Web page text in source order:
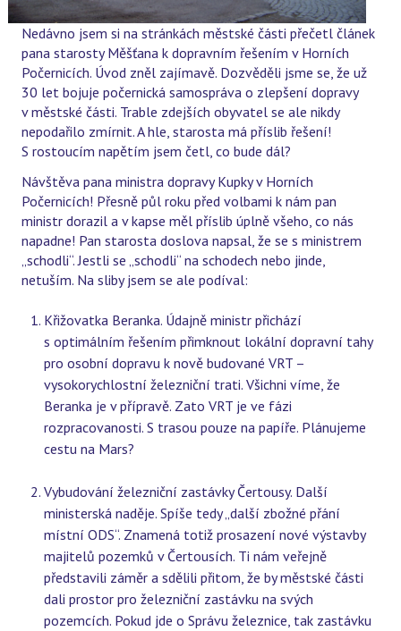
Nedávno jsem si na stránkách městské části přečetl článek
pana starosty Měšťana k dopravním řešením v Horních
Počernicích. Úvod zněl zajímavě. Dozvěděli jsme se, že už
30 let bojuje počernická samospráva o zlepšení dopravy
v městské části. Trable zdejších obyvatel se ale nikdy
nepodařilo zmírnit. A hle, starosta má příslib řešení!
S rostoucím napětím jsem četl, co bude dál?
Návštěva pana ministra dopravy Kupky v Horních
Počernicích! Přesně půl roku před volbami k nám pan
ministr dorazil a v kapse měl příslib úplně všeho, co nás
napadne! Pan starosta doslova napsal, že se s ministrem
„schodli“. Jestli se „schodli“ na schodech nebo jinde,
netuším. Na sliby jsem se ale podíval:
Křižovatka Beranka. Údajně ministr přichází
s optimálním řešením přimknout lokální dopravní tahy
pro osobní dopravu k nově budované VRT –
vysokorychlostní železniční trati. Všichni víme, že
Beranka je v přípravě. Zato VRT je ve fázi
rozpracovanosti. S trasou pouze na papíře. Plánujeme
cestu na Mars?
Vybudování železniční zastávky Čertousy. Další
ministerská naděje. Spíše tedy „další zbožné přání
místní ODS“. Znamená totiž prosazení nové výstavby
majitelů pozemků v Čertousích. Ti nám veřejně
představili záměr a sdělili přitom, že by městské části
dali prostor pro železniční zastávku na svých
pozemcích. Pokud jde o Správu železnice, tak zastávku